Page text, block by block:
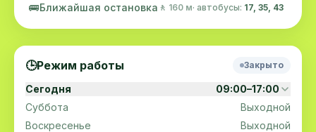
🚌Ближайшая остановка 🚶 160 м· автобусы: 17, 35, 43
🕒Режим работы Закрыто
Сегодня
09:00–17:00
Суббота
Выходной
Воскресенье
Выходной